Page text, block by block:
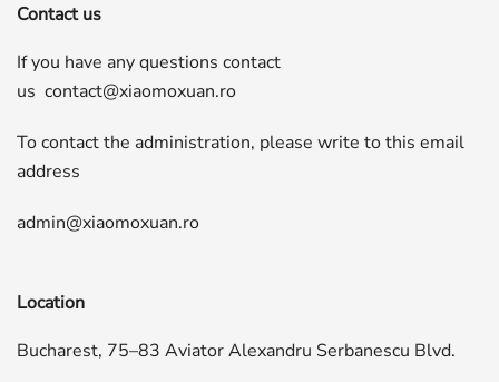
Contact us
If you have any questions contact
us contact@xiaomoxuan.ro
To contact the administration, please write to this email
address
admin@xiaomoxuan.ro
Location
Bucharest, 75–83 Aviator Alexandru Serbanescu Blvd.